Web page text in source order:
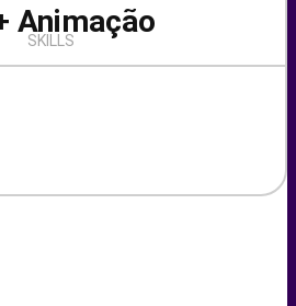
Animação
SKILLS